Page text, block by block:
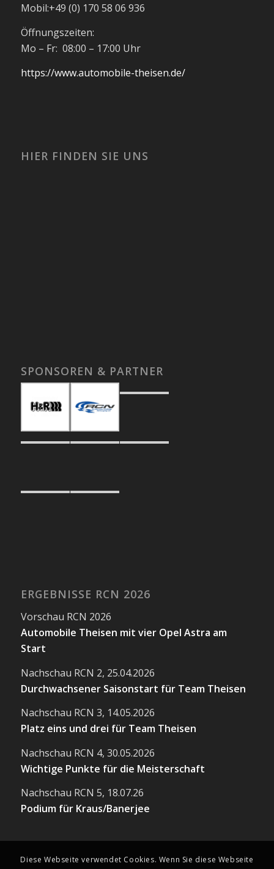
Mobil:+49 (0) 170 58 06 936
Öffnungszeiten:
Mo – Fr: 08:00 – 17:00 Uhr
https://www.automobile-theisen.de/
HIER FINDEN SIE UNS
SPONSOREN & PARTNER
ERGEBNISSE RCN 2026
Vorschau RCN 2026
Automobile Theisen mit vier Opel Astra am
Start
Nachschau RCN 2, 25.04.2026
Durchwachsener Saisonstart für Team Theisen
Nachschau RCN 3, 14.05.2026
Platz eins und drei für Team Theisen
Nachschau RCN 4, 30.05.2026
Wichtige Punkte für die Meisterschaft
Nachschau RCN 5, 18.07.26
Podium für Kraus/Banerjee
Diese Webseite verwendet Cookies. Wenn Sie diese Webseite